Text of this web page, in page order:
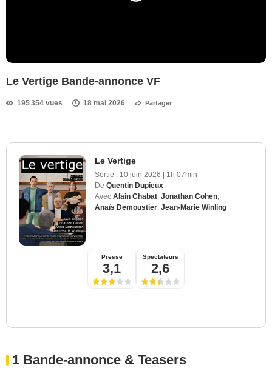
Le Vertige Bande-annonce VF
195 354 vues 18 mai 2026 Partager
Le Vertige
Sortie : 10 juin 2026 | 1h 07min
De Quentin Dupieux
Avec Alain Chabat Jonathan Cohen
Anaïs Demoustier Jean-Marie Winling
Presse
3,1
Spectateurs
2,6
1 Bande-annonce & Teasers